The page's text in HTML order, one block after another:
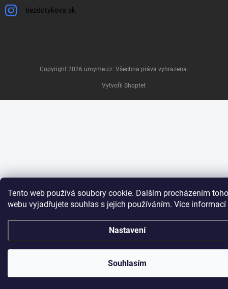
Tento web používá soubory cookie. Dalším procházením
webu vyjadřujete souhlas s jejich používáním. Více informací
Nastavení
Souhlasím
bezdotykova.sk
Vytvořil Shoptet
Copyright 2026 umyme.cz. Všechna práva vyhrazena.